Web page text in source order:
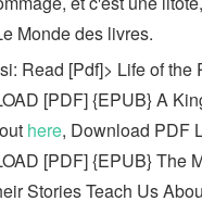
Monde des livres.
Read [Pdf]> Life of
[PDF] {EPUB} A
here, Download PDF
[PDF] {EPUB} The
Stories Teach Us